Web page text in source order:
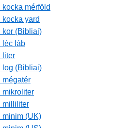
mérföld
yard
kor (Bibliai)
léc láb
liter
log (Bibliai)
mégatér
mikroliter
milliliter
minim (UK)